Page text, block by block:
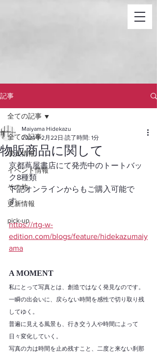
記事
全ての記事
求人情報
イベント情報
その他
更新情報
pick-up
全ての記事
物販商品に関して
Maiyama Hidekazu
2024年2月22日 読了時間: 1分
京都蔦屋書店にて発売中のトートバッ
ク8種類
下記オンラインからもご購入可能で
す。
https://rtg-w-
edition.com/blogs/feature/hidekazumaiy
ama
A MOMENT
私にとって写真とは、創造ではなく発見なのです。
一瞬の出会いに、戻らない時間を感性で切り取り残
してゆく。
普遍に見える風景も、行き交う人や時間によって
日々変化していく。
写真の力は時間を止め残すこと、二度と来ない刹那